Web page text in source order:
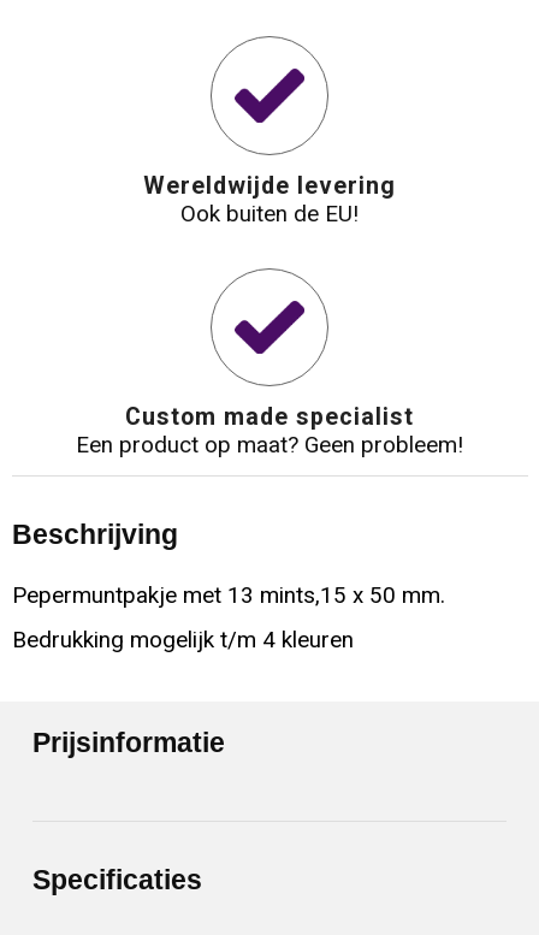
Waterbestendige tassen
GolftassenWereldwijde levering
Ook buiten de EU!
Custom made specialist
Een product op maat? Geen probleem!
Beschrijving
Pepermuntpakje met 13 mints,15 x 50 mm.
Bedrukking mogelijk t/m 4 kleuren
Prijsinformatie
Specificaties